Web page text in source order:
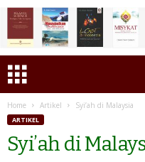
Home Artikel Syi’ah di Malaysia
ARTIKEL
Syi’ah di